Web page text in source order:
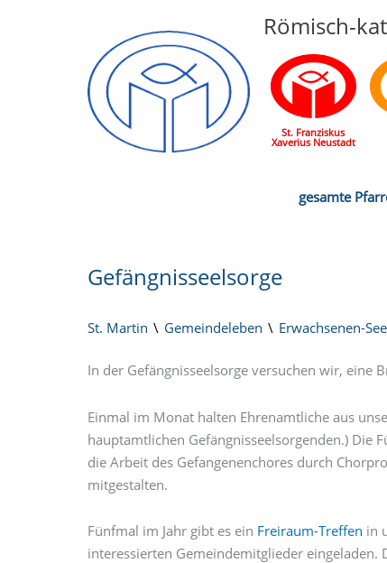
Römisch-
St. Franziskus
Xaverius Neustadt
gesamte
Gefängnisseelsorge
St. Martin Gemeindeleben Erwachsenen-
In der Gefängnisseelsorge versuchen wir, eine
Einmal im Monat halten Ehrenamtliche aus
hauptamtlichen Gefängnisseelsorgenden.) Die
die Arbeit des Gefangenenchores durch
mitgestalten.
Fünfmal im Jahr gibt es ein Freiraum-Treffen in
interessierten Gemeindemitglieder eingeladen.